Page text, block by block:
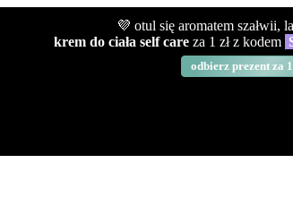
💜 otul się aromatem szałwii,
krem do ciała self careza 1 zł z kodem
odbierz prezent za 1